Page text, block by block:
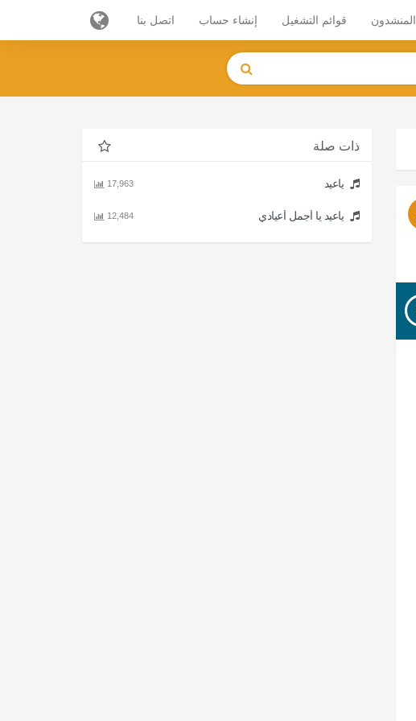
المنشدون قوائم التشغيل إنشاء حساب اتصل بنا
ذات صلة
ياعيد 17,963
ياعيد يا أجمل أعيادي 12,484